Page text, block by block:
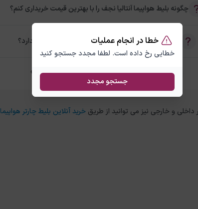
خطا در انجام عملیات
خطایی رخ داده است. لطفا مجدد جستجو کنید
جستجو مجدد
چگونه بلیط هواپیما آنتالیا نجف را با بهترین قیمت خریداری کنم؟
آیا امکان خرید بلیط رفت و برگشت آنتالیا نجف وجود دارد؟
تفاوت بلیط چارتر و سیستمی آنتالیا نجف چیست؟
خرید آنلاین بلیط چارتر هواپیما